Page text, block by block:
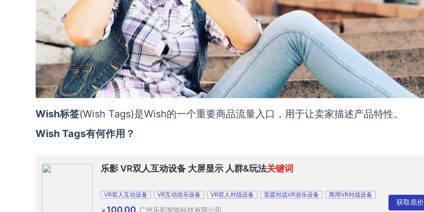
Wish标签(Wish Tags)是Wish的一个重要商品流量入口，用于让卖家描述产品特性。
Wish Tags有何作用？
乐影 VR双人互动设备 大屏显示 人群&玩法关键词
VR双人互动设备 VR互动游乐设备 VR双人对战设备 雷霆对战VR游乐设备 商用VR对战设备
100.00 广州乐影智能科技有限公司
获取底价